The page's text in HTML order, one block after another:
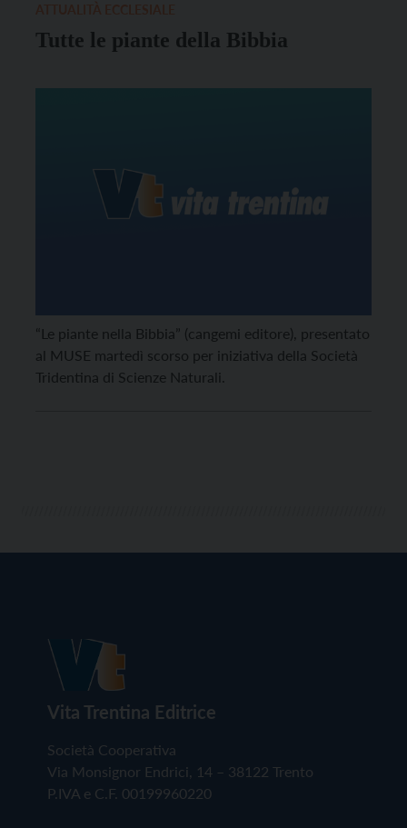
Tutte le piante della Bibbia
“Le piante nella Bibbia” (cangemi editore), presentato
al MUSE martedì scorso per iniziativa della Società
Tridentina di Scienze Naturali.
Vita Trentina Editrice
Società Cooperativa
Via Monsignor Endrici, 14 – 38122 Trento
P.IVA e C.F. 00199960220